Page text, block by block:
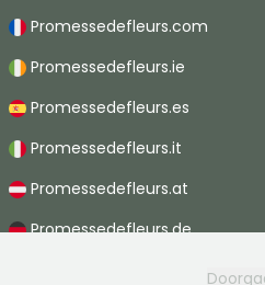
Promessedefleurs.com
Promessedefleurs.ie
Promessedefleurs.es
Promessedefleurs.it
Promessedefleurs.at
Promessedefleurs.de